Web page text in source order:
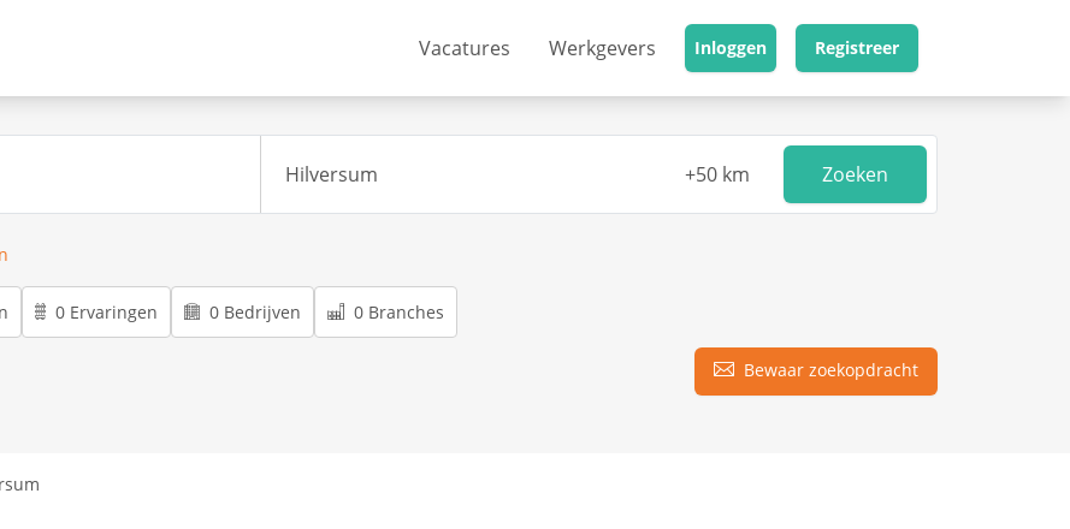
Vacatures Werkgevers Inloggen Registreer
Zoeken
0 Ervaringen 0 Bedrijven 0 Branches
Bewaar zoekopdracht